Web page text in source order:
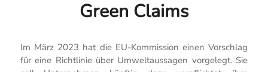
Green Claims
Im März 2023 hat die EU-Kommission einen Vorschlag
für eine Richtlinie über Umweltaussagen vorgelegt. Sie